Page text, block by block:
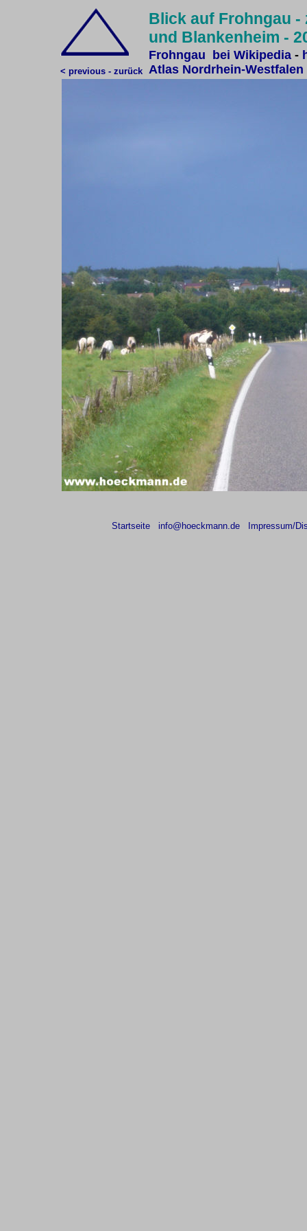
Blick auf Frohngau
und Blankenheim -
Frohngau bei Wikipedia -
Atlas Nordrhein-Westfalen
< previous - zurück
Startseite info@hoeckmann.de Impressum/